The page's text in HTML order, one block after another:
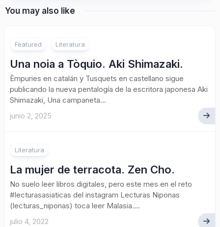
You may also like
Featured Literatura
Una noia a Tòquio. Aki Shimazaki.
Èmpuries en catalán y Tusquets en castellano sigue
publicando la nueva pentalogía de la escritora japonesa Aki
Shimazaki, Una campaneta...
junio 2, 2025
Literatura
La mujer de terracota. Zen Cho.
No suelo leer libros digitales, pero este mes en el reto
#lecturasasiaticas del instagram Lecturas Niponas
(lecturas_niponas) toca leer Malasia....
julio 4, 2022